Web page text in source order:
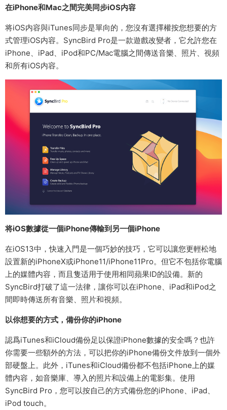
在iPhone和Mac之間完美同步iOS内容
将iOS内容與iTunes同步是單向的，您沒有選擇權按您想要的方
式管理iOS内容。SyncBird Pro是一款遊戲改變者，它允許您在
iPhone、iPad、iPod和PC/Mac電腦之間傳送音樂、照片、視頻
和所有iOS内容。
将iOS數據從一個iPhone傳輸到另一個iPhone
在iOS13中，快速入門是一個巧妙的技巧，它可以讓您更輕松地
設置新的iPhoneX或iPhone11/iPhone11Pro。但它不包括你電腦
上的媒體内容，而且隻适用于使用相同蘋果ID的設備。新的
SyncBird打破了這一法律，讓你可以在iPhone、iPad和iPod之
間即時傳送所有音樂、照片和視頻。
以你想要的方式，備份你的iPhone
認爲iTunes和iCloud備份足以保證iPhone數據的安全嗎？也許
你需要一些額外的方法，可以把你的iPhone備份文件放到一個外
部硬盤上。此外，iTunes和iCloud備份都不包括iPhone上的媒
體内容，如音樂庫、導入的照片和設備上的電影集。使用
SyncBird Pro，您可以按自己的方式備份您的iPhone、iPad、
iPod touch。